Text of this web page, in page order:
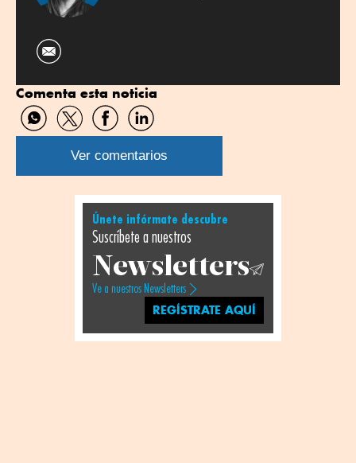
Comenta esta noticia
Compartir
por
WhatsApp
Compartir
por
Twitter
Compartir
por
Facebook
Compartir
por
Linkedin
Ver comentarios
Únete infórmate descubre
Suscríbete a nuestros
Newsletters
Ve a nuestros Newsletters
REGÍSTRATE AQUÍ